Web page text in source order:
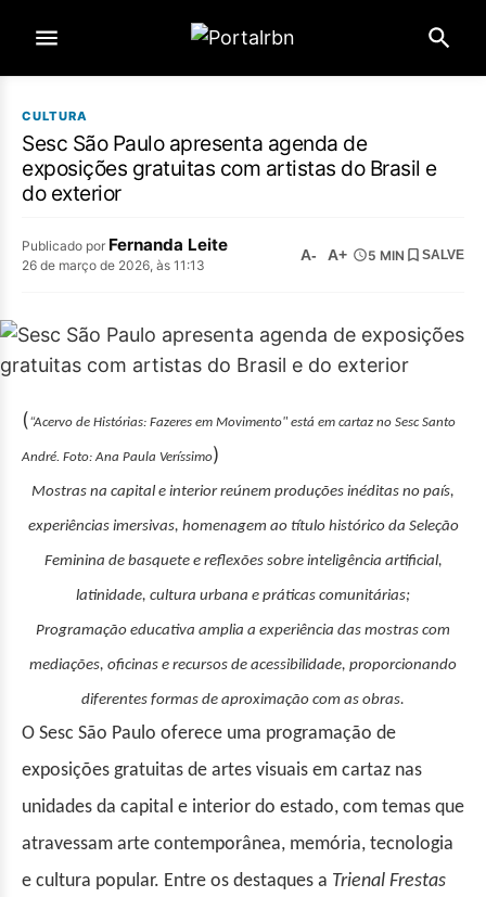
CULTURA
Sesc São Paulo apresenta agenda de
exposições gratuitas com artistas do Brasil e
do exterior
Publicado por Fernanda Leite
26 de março de 2026, às 11:13
A- A+ 5 MIN SALVE
(“Acervo de Histórias: Fazeres em Movimento" está em cartaz no Sesc Santo
André. Foto: Ana Paula Veríssimo)
Mostras na capital e interior reúnem produções inéditas no país,
experiências imersivas, homenagem ao título histórico da Seleção
Feminina de basquete e reflexões sobre inteligência artificial,
latinidade, cultura urbana e práticas comunitárias;
Programação educativa amplia a experiência das mostras com
mediações, oficinas e recursos de acessibilidade, proporcionando
diferentes formas de aproximação com as obras.
O Sesc São Paulo oferece uma programação de
exposições gratuitas de artes visuais em cartaz nas
unidades da capital e interior do estado, com temas que
atravessam arte contemporânea, memória, tecnologia
e cultura popular. Entre os destaques a Trienal Frestas